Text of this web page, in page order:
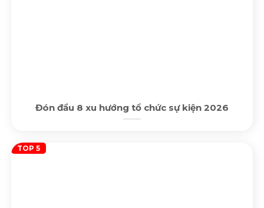
Đón đầu 8 xu hướng tổ chức sự kiện 2026